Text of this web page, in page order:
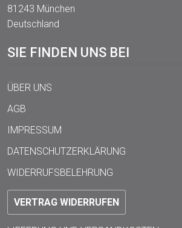
81243 München
Deutschland
SIE FINDEN UNS BEI
ÜBER UNS
AGB
IMPRESSUM
DATENSCHUTZERKLÄRUNG
WIDERRUFSBELEHRUNG
VERTRAG WIDERRUFEN